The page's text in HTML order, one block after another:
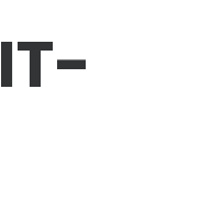
IT-